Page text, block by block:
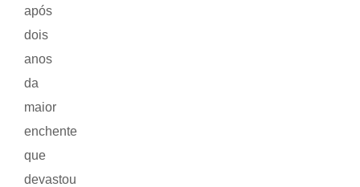
após
dois
anos
da
maior
enchente
que
devastou